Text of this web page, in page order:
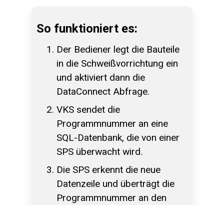
So funktioniert es:
Der Bediener legt die Bauteile
in die Schweißvorrichtung ein
und aktiviert dann die
DataConnect Abfrage.
VKS sendet die
Programmnummer an eine
SQL-Datenbank, die von einer
SPS überwacht wird.
Die SPS erkennt die neue
Datenzeile und überträgt die
Programmnummer an den